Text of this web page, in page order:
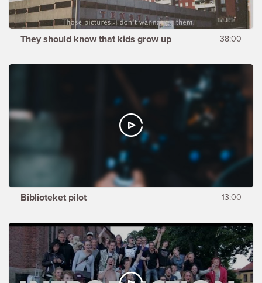
They should know that kids grow up 38:00
Biblioteket pilot 13:00